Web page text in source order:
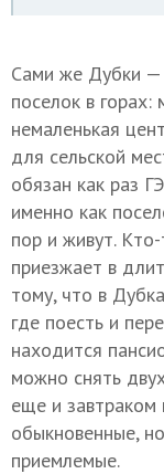
Сами же Дубки —
поселок в
немаленькая
для сельской
обязан как раз
именно как
пор и живут.
приезжает в
тому, что в
где поесть и
находится
можно снять
еще и завтраком
обыкновенные,
приемлемые.